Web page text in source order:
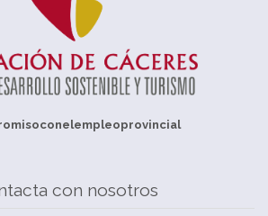
con nosotros